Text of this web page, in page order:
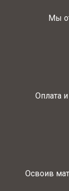
Мы
Оплата
Освоив